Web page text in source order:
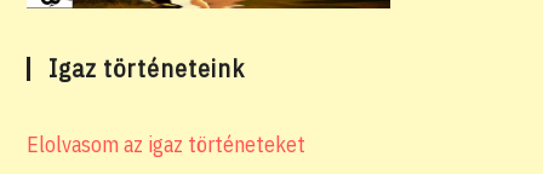
Igaz történeteink
Elolvasom az igaz történeteket